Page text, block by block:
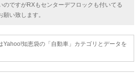
のですがRXもセンターデフロックも付いてる
い致します。
Yahoo!知恵袋の「自動車」カテゴリとデータを